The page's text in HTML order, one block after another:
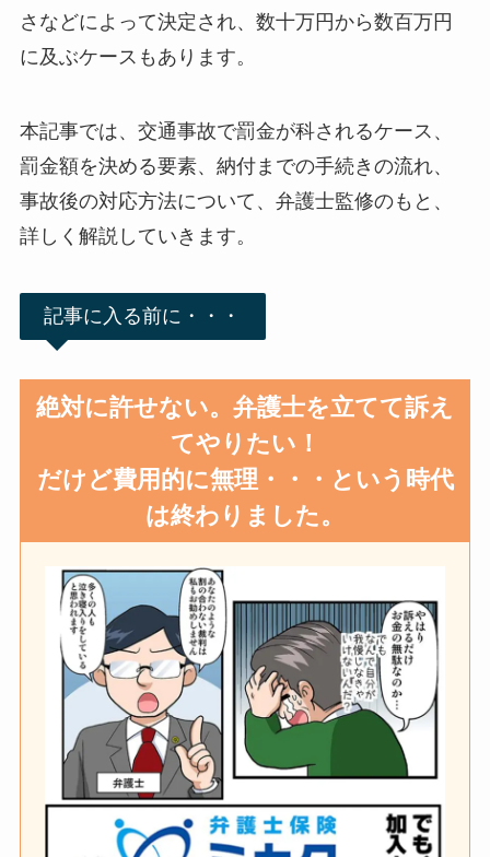
さなどによって決定され、数十万円から数百万円
に及ぶケースもあります。
本記事では、交通事故で罰金が科されるケース、
罰金額を決める要素、納付までの手続きの流れ、
事故後の対応方法について、弁護士監修のもと、
詳しく解説していきます。
記事に入る前に・・・
絶対に許せない。弁護士を立てて訴え
てやりたい！
だけど費用的に無理・・・という時代
は終わりました。